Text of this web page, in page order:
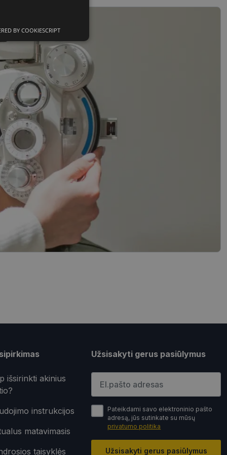
išsirinkti akinius
instrukcijos
matavimasis
taisyklės
Užsisakyti gerus pasiūlymus
Pateikdami savo elektroninio pašto
adresą, jūs sutinkate su mūsų
privatumo politika
Užsisakyti gerus pasiūlymus
Neklasifikuoti
slapukai
slapukai
Jūsų įrenginį,
Šie slapukai
slapukų
slapukų
dėl
- tai
atsitiktinai
į kiekvieną
seansų ir
svetainėje dėl
tai, kaip
galutinis
tai, kaip
galutinis
kaip trečiųjų
Aprašymas
BY COOKIESCRIPT